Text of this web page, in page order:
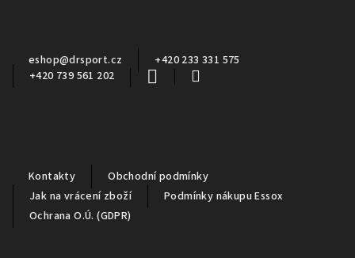
eshop@drsport.cz
+420 233 331 575
+420 739 561 202
Kontakty
Obchodní podmínky
Jak na vrácení zboží
Podmínky nákupu Essox
Ochrana O.Ú. (GDPR)